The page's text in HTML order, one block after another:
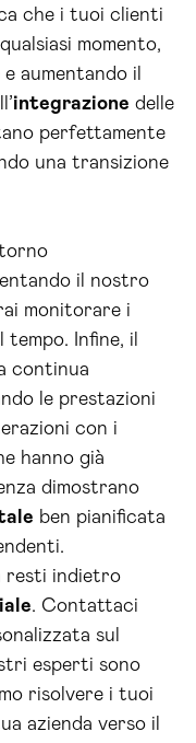
che i tuoi clienti
momento,
aumentando il
integrazione delle
perfettamente
una transizione
il nostro
monitorare i
Infine, il
continua
le prestazioni
con i
hanno già
dimostrano
ben pianificata
resti indietro
. Contattaci
sul
esperti sono
risolvere i tuoi
azienda verso il